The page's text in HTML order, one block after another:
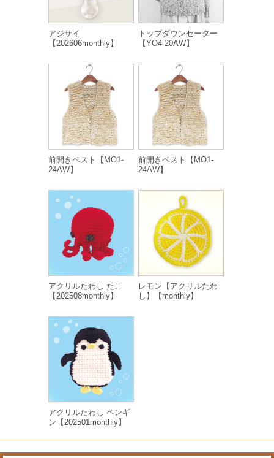
アジサイ
【202606monthly】
トップダウンセーター
【YO4-20AW】
前開きベスト【MO1-
24AW】
前開きベスト【MO1-
24AW】
アクリルたわし たこ
【202508monthly】
レモン【アクリルたわ
し】【monthly】
アクリルたわし ペンギ
ン【202501monthly】